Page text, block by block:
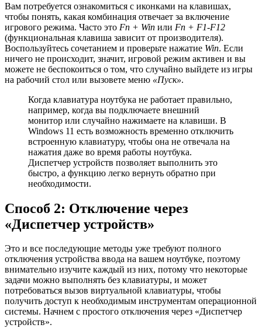
Вам потребуется ознакомиться с иконками на клавишах,
чтобы понять, какая комбинация отвечает за включение
игрового режима. Часто это Fn + Win или Fn + F1-F12
(функциональная клавиша зависит от производителя).
Воспользуйтесь сочетанием и проверьте нажатие Win. Если
ничего не происходит, значит, игровой режим активен и вы
можете не беспокоиться о том, что случайно выйдете из игры
на рабочий стол или вызовете меню «Пуск».
Когда клавиатура ноутбука не работает правильно,
например, когда вы подключаете внешний
монитор или случайно нажимаете на клавиши. В
Windows 11 есть возможность временно отключить
встроенную клавиатуру, чтобы она не отвечала на
нажатия даже во время работы ноутбука.
Диспетчер устройств позволяет выполнить это
быстро, а функцию легко вернуть обратно при
необходимости.
Способ 2: Отключение через
«Диспетчер устройств»
Это и все последующие методы уже требуют полного
отключения устройства ввода на вашем ноутбуке, поэтому
внимательно изучите каждый из них, потому что некоторые
задачи можно выполнять без клавиатуры, и может
потребоваться вызов виртуальной клавиатуры, чтобы
получить доступ к необходимым инструментам операционной
системы. Начнем с простого отключения через «Диспетчер
устройств».